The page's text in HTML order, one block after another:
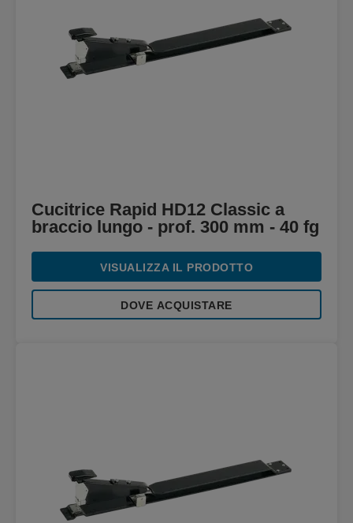
Cucitrice Rapid HD12 Classic a
braccio lungo - prof. 300 mm - 40 fg
VISUALIZZA IL PRODOTTO
DOVE ACQUISTARE